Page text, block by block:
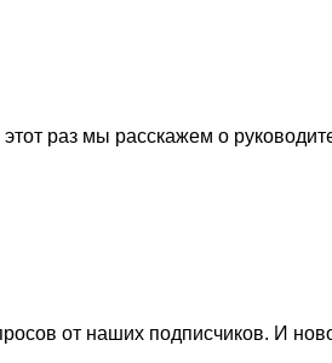
раз мы расскажем о
от наших подписчиков. И